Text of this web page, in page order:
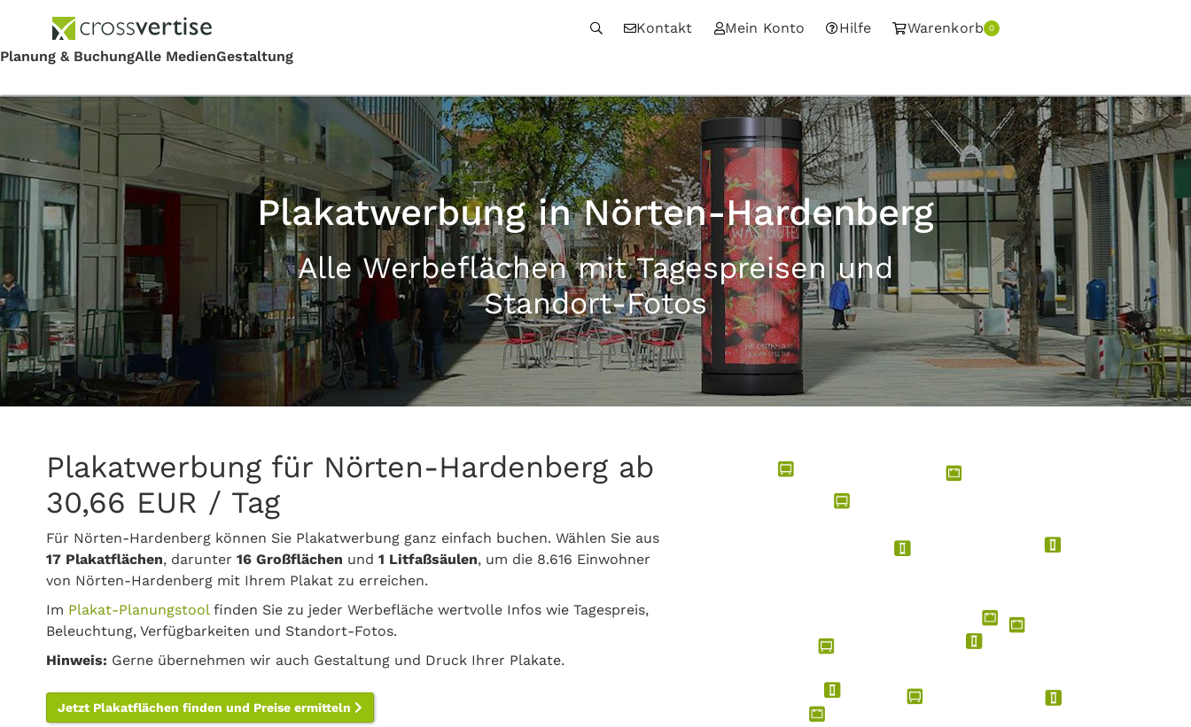
Kontakt Mein Konto Hilfe Warenkorb 0
Plakatwerbung in Nörten-Hardenberg
Alle Werbeflächen mit Tagespreisen und
Standort-Fotos
Plakatwerbung für Nörten-Hardenberg ab
30,66 EUR / Tag
Für Nörten-Hardenberg können Sie Plakatwerbung ganz einfach buchen. Wählen Sie aus
17 Plakatflächen, darunter 16 Großflächen und 1 Litfaßsäulen, um die 8.616 Einwohner
von Nörten-Hardenberg mit Ihrem Plakat zu erreichen.
Im Plakat-Planungstoolfinden Sie zu jeder Werbefläche wertvolle Infos wie Tagespreis,
Beleuchtung, Verfügbarkeiten und Standort-Fotos.
Hinweis: Gerne übernehmen wir auch Gestaltung und Druck Ihrer Plakate.
Jetzt Plakatflächen finden und Preise ermitteln